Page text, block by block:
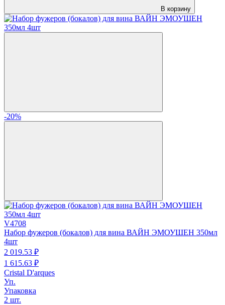
В корзину
-20%
V4708
Набор фужеров (бокалов) для вина ВАЙН ЭМОУШЕН 350мл
4шт
2 019.53 ₽
1 615.63 ₽
Cristal D'arques
Уп.
Упаковка
2 шт.